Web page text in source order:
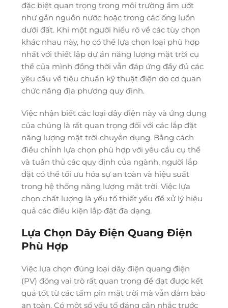
đặc biệt quan trọng trong môi trường ẩm ướt
như gần nguồn nước hoặc trong các ống luồn
dưới đất. Khi một người hiểu rõ về các tùy chọn
khác nhau này, họ có thể lựa chọn loại phù hợp
nhất với thiết lập dự án năng lượng mặt trời cụ
thể của mình đồng thời vẫn đáp ứng đầy đủ các
yêu cầu về tiêu chuẩn kỹ thuật điện do cơ quan
chức năng địa phương quy định.
Việc nhận biết các loại dây điện này và ứng dụng
của chúng là rất quan trọng đối với các lắp đặt
năng lượng mặt trời chuyên dụng. Bằng cách
điều chỉnh lựa chọn phù hợp với yêu cầu cụ thể
và tuân thủ các quy định của ngành, người lắp
đặt có thể tối ưu hóa sự an toàn và hiệu suất
trong hệ thống năng lượng mặt trời. Việc lựa
chọn chất lượng là yếu tố thiết yếu để xử lý hiệu
quả các điều kiện lắp đặt đa dạng.
Lựa Chọn Dây Điện Quang Điện
Phù Hợp
Việc lựa chọn đúng loại dây điện quang điện
(PV) đóng vai trò rất quan trọng để đạt được kết
quả tốt từ các tấm pin mặt trời mà vẫn đảm bảo
an toàn. Có một số yếu tố đáng cân nhắc trước